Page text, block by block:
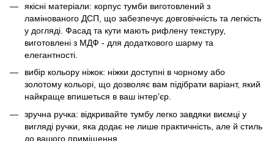
якісні матеріали: корпус тумби виготовлений з
ламінованого ДСП, що забезпечує довговічність та легкість
у догляді. Фасад та кути мають рифлену текстуру,
виготовлені з МДФ - для додаткового шарму та
елегантності.
вибір кольору ніжок: ніжки доступні в чорному або
золотому кольорі, що дозволяє вам підібрати варіант, який
найкраще впишеться в ваш інтер'єр.
зручна ручка: відкривайте тумбу легко завдяки виємці у
вигляді ручки, яка додає не лише практичність, але й стиль
до вашого приміщення.